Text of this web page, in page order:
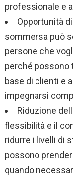
professionale e
Opportunità
sommersa può
persone che
perché possono
base di clienti e
impegnarsi
Riduzione
flessibilità e il
ridurre i livelli di
possono
quando